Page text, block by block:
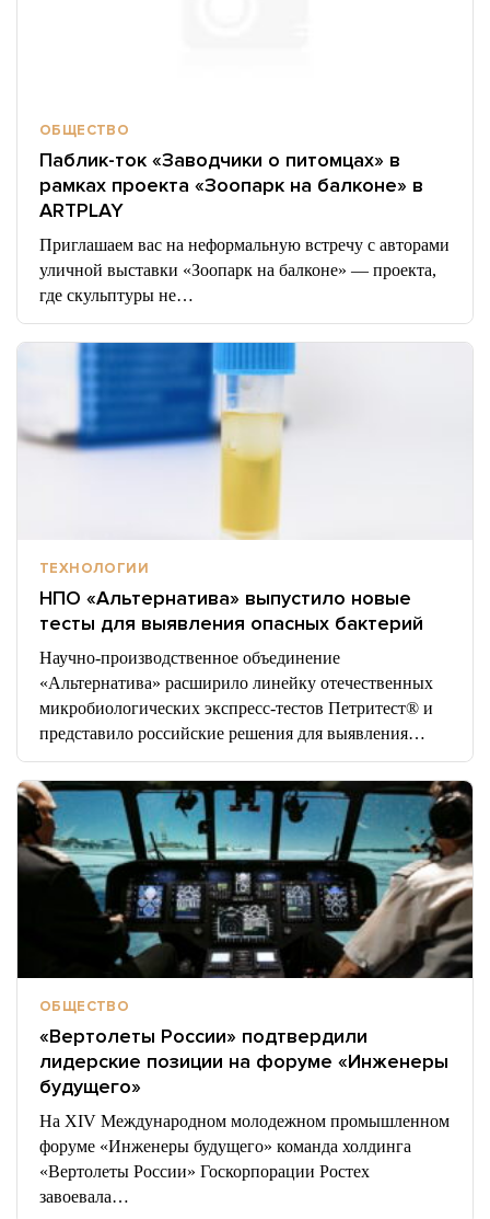
ОБЩЕСТВО
Паблик-ток «Заводчики о питомцах» в
рамках проекта «Зоопарк на балконе» в
ARTPLAY
Приглашаем вас на неформальную встречу с авторами
уличной выставки «Зоопарк на балконе» — проекта,
где скульптуры не…
ТЕХНОЛОГИИ
НПО «Альтернатива» выпустило новые
тесты для выявления опасных бактерий
Научно-производственное объединение
«Альтернатива» расширило линейку отечественных
микробиологических экспресс-тестов Петритест® и
представило российские решения для выявления…
ОБЩЕСТВО
«Вертолеты России» подтвердили
лидерские позиции на форуме «Инженеры
будущего»
На XIV Международном молодежном промышленном
форуме «Инженеры будущего» команда холдинга
«Вертолеты России» Госкорпорации Ростех
завоевала…